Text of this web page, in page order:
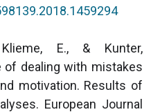
E., & Kunter,
of dealing with mistakes
motivation. Results of
European Journal